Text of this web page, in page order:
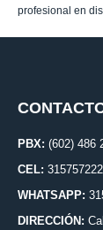
profesional en
PBX: (602) 486
CEL:
WHATSAPP:
DIRECCIÓN: